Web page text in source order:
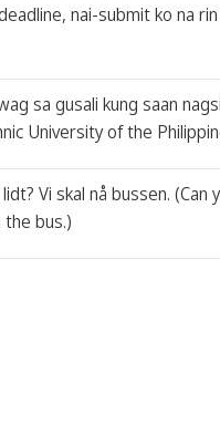
nai-submit ko na
sa gusali kung saan
University of the
Vi skal nå bussen. (Can
bus.)